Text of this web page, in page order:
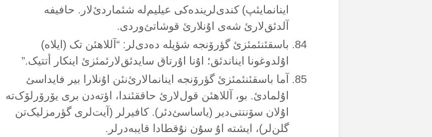
اینانمایئپ) کندی‌لریندەکی عیلیم‌لە شئماردئ‌لار. حافیفە
آلدئق‌لارئ شەی اۇنلارئ قوشاتئ‌وردی.
باسقئنئمئزئ گؤرۆنجە شؤیلە دەدی‌لر: “آللاهئن تک (ایلاە)
اۇلدوغونا ایناندئق؛ اۇنا اۇرتاق سایدئق‌لارئمئزئ اینکار أتتیک.”
آما باسقئنئمئزئ گؤرۆنجە اینانمالارئ‌نئن اۇنلارا بیر فایداسئ
اۇلمادئ. بو، آللاهئن قول‌لارئ حاققئندا، اؤتەدن بری یۆرۆرلۆک‌تە
اۇلان سۆننتی‌دیر (یاساسئ‌دئر). کافیرلر (آیت‌لری گؤرمزلیک‌تن
گلن‌لر)، ایشتە اۇ سۇن نۇقطادا قایبەدرلر.